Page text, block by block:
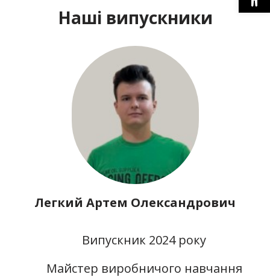
Наші випускники
Легкий Артем Олександрович
Випускник 2024 року
Майстер виробничого навчання